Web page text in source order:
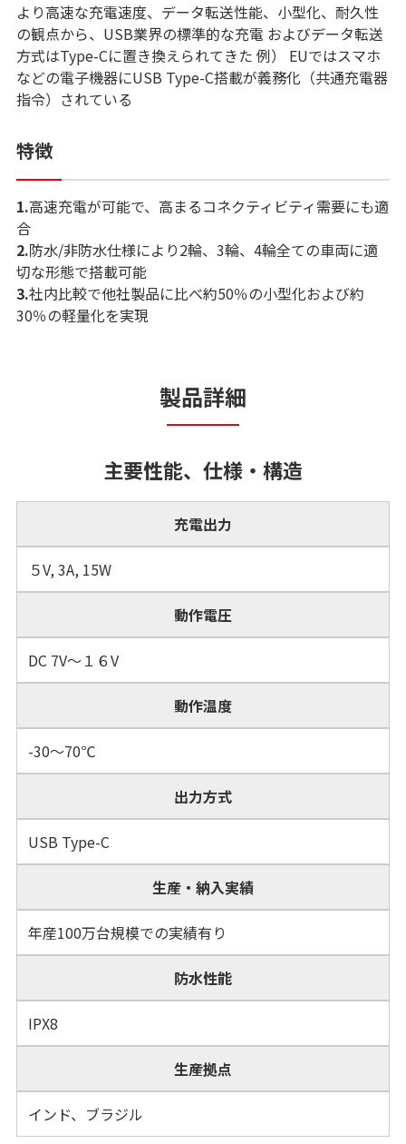
より高速な充電速度、データ転送性能、小型化、耐久性
の観点から、USB業界の標準的な充電 およびデータ転送
方式はType-Cに置き換えられてきた 例） EUではスマホ
などの電子機器にUSB Type-C搭載が義務化（共通充電器
指令）されている
特徴
1.高速充電が可能で、高まるコネクティビティ需要にも適
合
2.防水/非防水仕様により2輪、3輪、4輪全ての車両に適
切な形態で搭載可能
3.社内比較で他社製品に比べ約50％の小型化および約
30％の軽量化を実現
製品詳細
主要性能、仕様・構造
充電出力
５V, 3A, 15W
動作電圧
DC 7V～１６V
動作温度
-30～70℃
出力方式
USB Type-C
生産・納入実績
年産100万台規模での実績有り
防水性能
IPX8
生産拠点
インド、ブラジル